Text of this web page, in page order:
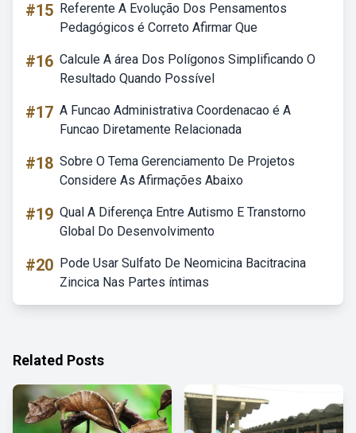
#15 Referente A Evolução Dos Pensamentos
Pedagógicos é Correto Afirmar Que
#16 Calcule A área Dos Polígonos Simplificando O
Resultado Quando Possível
#17 A Funcao Administrativa Coordenacao é A
Funcao Diretamente Relacionada
#18 Sobre O Tema Gerenciamento De Projetos
Considere As Afirmações Abaixo
#19 Qual A Diferença Entre Autismo E Transtorno
Global Do Desenvolvimento
#20 Pode Usar Sulfato De Neomicina Bacitracina
Zincica Nas Partes íntimas
Related Posts